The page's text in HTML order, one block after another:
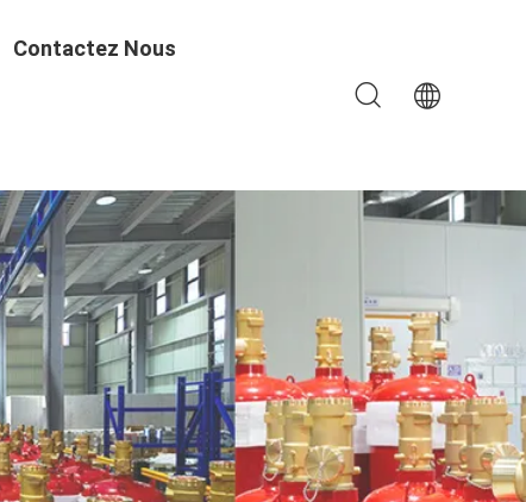
Contactez Nous